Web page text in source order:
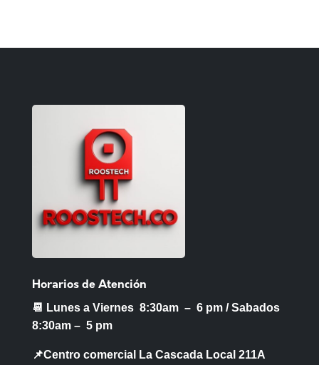
Horarios de Atención
📆 Lunes a Viernes 8:30am – 6 pm /Sabados
8:30am – 5 pm
📌Centro comercial La Cascada Local 211A